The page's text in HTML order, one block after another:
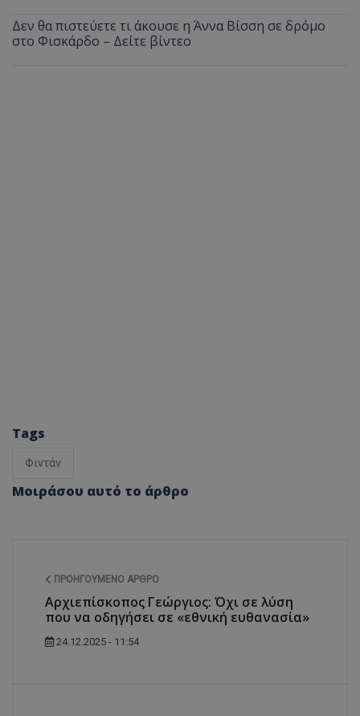
Δεν θα πιστεύετε τι άκουσε η Άννα Βίσση σε δρόμο
στο Φισκάρδο – Δείτε βίντεο
Tags
Φιντάν
Μοιράσου αυτό το άρθρο
ΠΡΟΗΓΟΎΜΕΝΟ ΆΡΘΡΟ
Αρχιεπίσκοπος Γεώργιος: Όχι σε λύση
που να οδηγήσει σε «εθνική ευθανασία»
24.12.2025 - 11:54